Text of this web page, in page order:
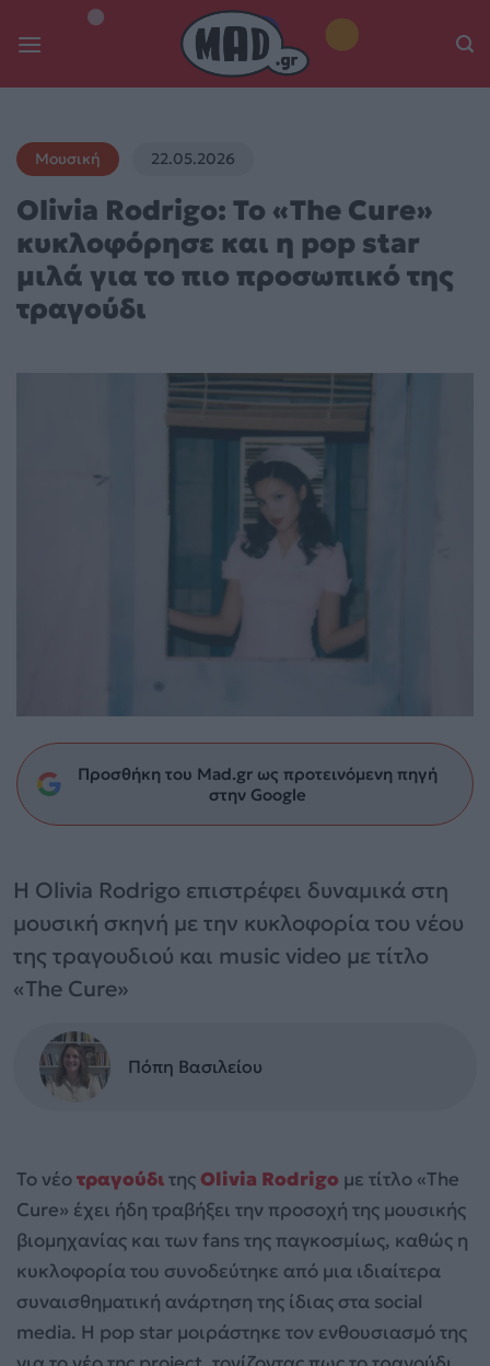
Μουσική 22.05.2026
Olivia Rodrigo: Το «The Cure»
κυκλοφόρησε και η pop star
μιλά για το πιο προσωπικό της
τραγούδι
Προσθήκη του Mad.gr ως προτεινόμενη πηγή
στην Google
Η Olivia Rodrigo επιστρέφει δυναμικά στη
μουσική σκηνή με την κυκλοφορία του νέου
της τραγουδιού και music video με τίτλο
«The Cure»
Πόπη Βασιλείου
Το νέοτραγούδιτης Olivia Rodrigo με τίτλο «The
Cure» έχει ήδη τραβήξει την προσοχή της μουσικής
βιομηχανίας και των fans της παγκοσμίως, καθώς η
κυκλοφορία του συνοδεύτηκε από μια ιδιαίτερα
συναισθηματική ανάρτηση της ίδιας στα social
media. Η pop star μοιράστηκε τον ενθουσιασμό της